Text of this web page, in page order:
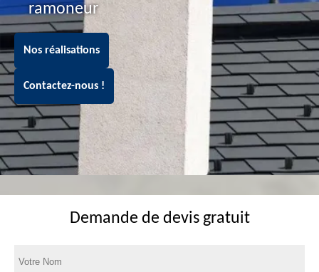
ramoneur
Nos réalisations
Contactez-nous !
Demande de devis gratuit